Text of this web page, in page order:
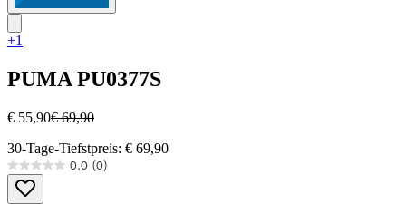
+1
PUMA PU0377S
€ 55,90€ 69,90
30-Tage-Tiefstpreis: € 69,90
0.0 (0)
0.0
von
5